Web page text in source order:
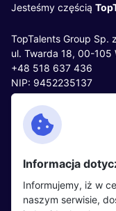
Jesteśmy częścią
TopTalents Group Sp.
ul. Twarda 18, 00-105
+48 518 637 436
NIP: 9452235137
Kontakt
Facebook
Twitter
LinkedIn
Informacja
Informujemy, iż w
naszym serwisie,